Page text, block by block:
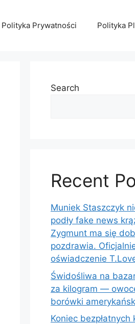
Polityka Prywatności Polityka
Search
Recent
Muniek Staszczyk
podły fake news
Zygmunt ma się
pozdrawia.
oświadczenie
Świdośliwa na
za kilogram —
borówki
Koniec